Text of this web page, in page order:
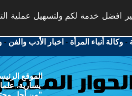
افضل خدمة لكم ولتسهيل عملية
-وكالة أنباء المرأة - اخبار الأدب والفن -
الموقع
يسارية،